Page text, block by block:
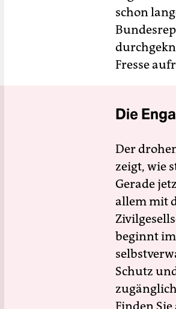
schon
Fresse
Die
Der
zeigt, wie
Gerade
allem mit
beginnt
Schutz
Finden